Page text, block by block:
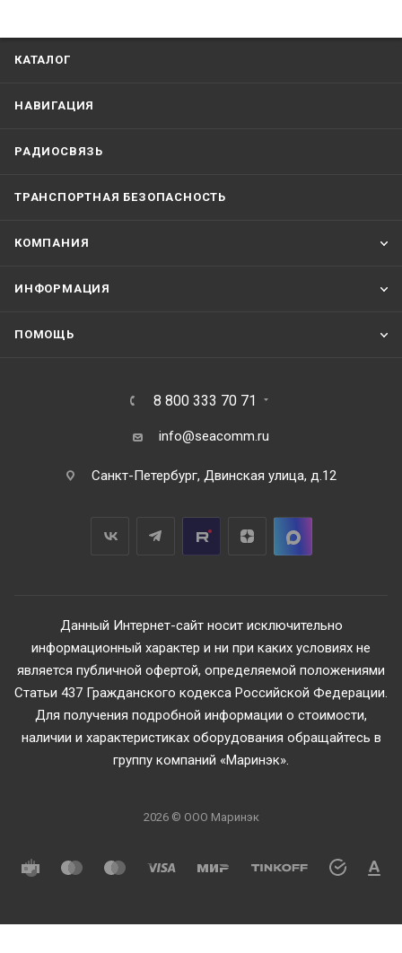
КАТАЛОГ
НАВИГАЦИЯ
РАДИОСВЯЗЬ
ТРАНСПОРТНАЯ БЕЗОПАСНОСТЬ
КОМПАНИЯ
ИНФОРМАЦИЯ
ПОМОЩЬ
8 800 333 70 71
info@seacomm.ru
Санкт-Петербург, Двинская улица, д.12
Данный Интернет-сайт носит исключительно
информационный характер и ни при каких условиях не
является публичной офертой, определяемой положениями
Статьи 437 Гражданского кодекса Российской Федерации.
Для получения подробной информации о стоимости,
наличии и характеристиках оборудования обращайтесь в
группу компаний «Маринэк».
2026 © ООО Маринэк